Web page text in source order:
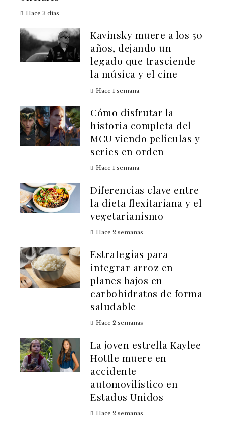
Hace 3 días
Kavinsky muere a los 50
años, dejando un
legado que trasciende
la música y el cine
Hace 1 semana
Cómo disfrutar la
historia completa del
MCU viendo películas y
series en orden
Hace 1 semana
Diferencias clave entre
la dieta flexitariana y el
vegetarianismo
Hace 2 semanas
Estrategias para
integrar arroz en
planes bajos en
carbohidratos de forma
saludable
Hace 2 semanas
La joven estrella Kaylee
Hottle muere en
accidente
automovilístico en
Estados Unidos
Hace 2 semanas